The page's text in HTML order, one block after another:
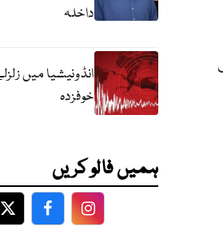
داخلہ
انڈونیشیا میں
خوفزدہ
ہمیں فالو کریں
TwitterFacebookFacebook